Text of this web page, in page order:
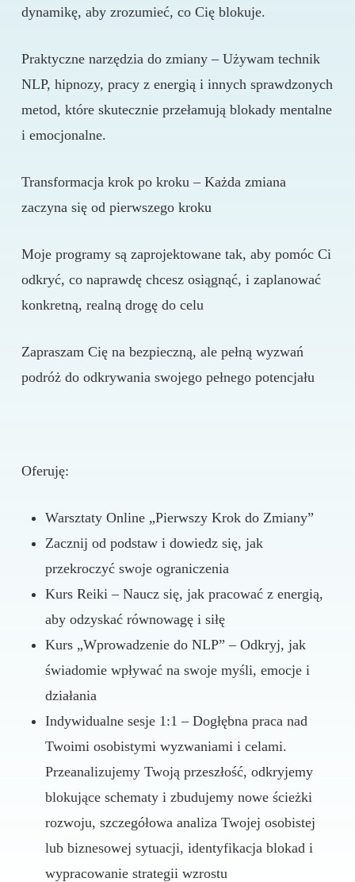
dynamikę, aby zrozumieć, co Cię blokuje.
Praktyczne narzędzia do zmiany – Używam technik
NLP, hipnozy, pracy z energią i innych sprawdzonych
metod, które skutecznie przełamują blokady mentalne
i emocjonalne.
Transformacja krok po kroku – Każda zmiana
zaczyna się od pierwszego kroku
Moje programy są zaprojektowane tak, aby pomóc Ci
odkryć, co naprawdę chcesz osiągnąć, i zaplanować
konkretną, realną drogę do celu
Zapraszam Cię na bezpieczną, ale pełną wyzwań
podróż do odkrywania swojego pełnego potencjału
Oferuję:
Warsztaty Online „Pierwszy Krok do Zmiany”
Zacznij od podstaw i dowiedz się, jak
przekroczyć swoje ograniczenia
Kurs Reiki – Naucz się, jak pracować z energią,
aby odzyskać równowagę i siłę
Kurs „Wprowadzenie do NLP” – Odkryj, jak
świadomie wpływać na swoje myśli, emocje i
działania
Indywidualne sesje 1:1 – Dogłębna praca nad
Twoimi osobistymi wyzwaniami i celami.
Przeanalizujemy Twoją przeszłość, odkryjemy
blokujące schematy i zbudujemy nowe ścieżki
rozwoju, szczegółowa analiza Twojej osobistej
lub biznesowej sytuacji, identyfikacja blokad i
wypracowanie strategii wzrostu